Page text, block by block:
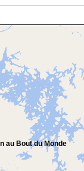
au Bout du Monde